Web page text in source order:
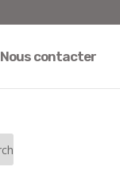
Nous contacter